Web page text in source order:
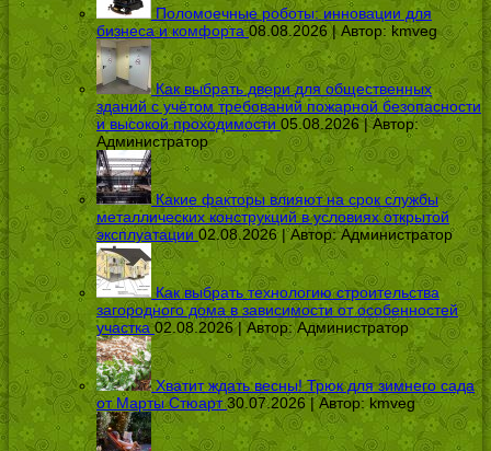
Поломоечные роботы: инновации для
бизнеса и комфорта 08.08.2026 | Автор:kmveg
Как выбрать двери для общественных
зданий с учётом требований пожарной безопасности
и высокой проходимости 05.08.2026 | Автор:
Администратор
Какие факторы влияют на срок службы
металлических конструкций в условиях открытой
эксплуатации 02.08.2026 | Автор:Администратор
Как выбрать технологию строительства
загородного дома в зависимости от особенностей
участка 02.08.2026 | Автор:Администратор
Хватит ждать весны! Трюк для зимнего сада
от Марты Стюарт 30.07.2026 | Автор:kmveg